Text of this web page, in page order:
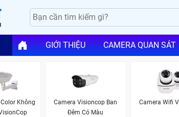
GIỚI THIỆU CAMERA QUAN SÁT
Không
Camera Visioncop Ban
Đêm Có Màu
Camera Wifi